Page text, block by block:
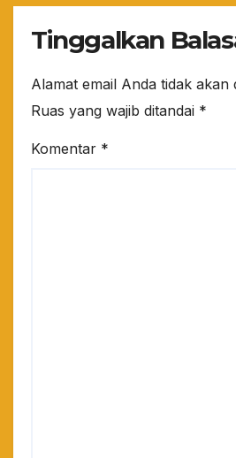
Tinggalkan
Alamat email Anda tidak akan
Ruas yang wajib ditandai *
Komentar *